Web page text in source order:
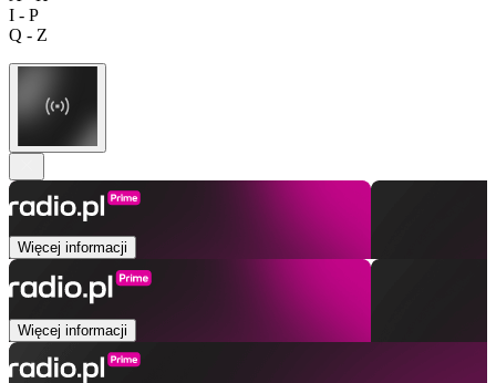
I - P
Q - Z
Więcej informacji
Więcej informacji